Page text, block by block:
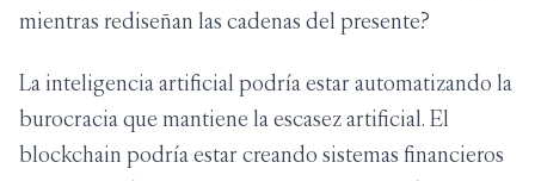
mientras rediseñan las cadenas del presente?
La inteligencia artificial podría estar automatizando la
burocracia que mantiene la escasez artificial. El
blockchain podría estar creando sistemas financieros